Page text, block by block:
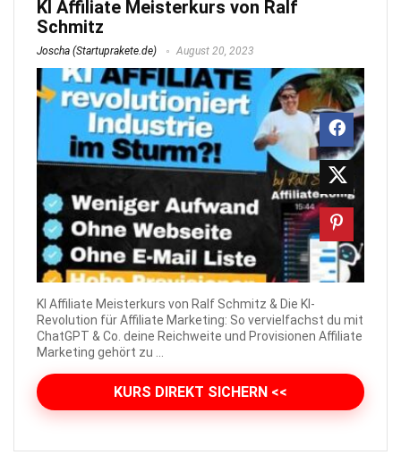
KI Affiliate Meisterkurs von Ralf
Schmitz
Joscha (Startuprakete.de) August 20, 2023
KI Affiliate Meisterkurs von Ralf Schmitz & Die KI-
Revolution für Affiliate Marketing: So vervielfachst du mit
ChatGPT & Co. deine Reichweite und Provisionen Affiliate
Marketing gehört zu ...
KURS DIREKT SICHERN <<